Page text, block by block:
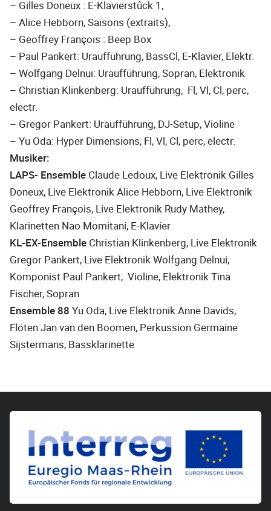
– Gilles Doneux : E-Klavierstûck 1,
– Alice Hebborn, Saisons (extraits),
– Geoffrey François : Beep Box
– Paul Pankert: Uraufführung, BassCl, E-Klavier, Elektr.
– Wolfgang Delnui: Uraufführung, Sopran, Elektronik
– Christian Klinkenberg: Uraufführung, Fl, Vl, Cl, perc,
electr.
– Gregor Pankert: Uraufführung, DJ-Setup, Violine
– Yu Oda: Hyper Dimensions, Fl, Vl, Cl, perc, electr.
Musiker:
LAPS- Ensemble Claude Ledoux, Live Elektronik Gilles
Doneux, Live Elektronik Alice Hebborn, Live Elektronik
Geoffrey François, Live Elektronik Rudy Mathey,
Klarinetten Nao Momitani, E-Klavier
KL-EX-Ensemble Christian Klinkenberg, Live Elektronik
Gregor Pankert, Live Elektronik Wolfgang Delnui,
Komponist Paul Pankert, Violine, Elektronik Tina
Fischer, Sopran
Ensemble 88 Yu Oda, Live Elektronik Anne Davids,
Flöten Jan van den Boomen, Perkussion Germaine
Sijstermans, Bassklarinette